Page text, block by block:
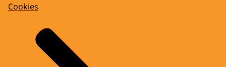
Cookies